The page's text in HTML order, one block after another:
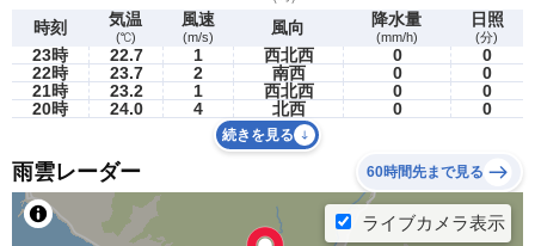
時刻 気温
(℃)
風速
(m/s) 風向 降水量
(mm/h)
日照
(分)
23時 22.7 1 西北西 0
0
22時
23.7 2 南西 0
0
21時
23.2 1 西北西 0
0
20時
24.0 4 北西 0 0
続きを見る
雨雲レーダー 60時間先まで見る